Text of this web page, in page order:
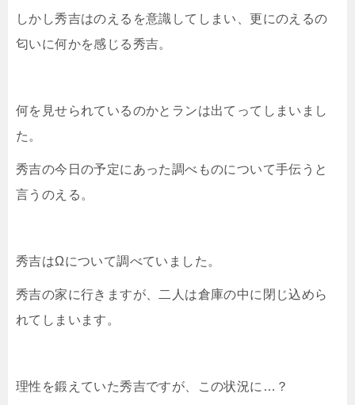
しかし秀吉はのえるを意識してしまい、更にのえるの
匂いに何かを感じる秀吉。
何を見せられているのかとランは出てってしまいまし
た。
秀吉の今日の予定にあった調べものについて手伝うと
言うのえる。
秀吉はΩについて調べていました。
秀吉の家に行きますが、二人は倉庫の中に閉じ込めら
れてしまいます。
理性を鍛えていた秀吉ですが、この状況に…？